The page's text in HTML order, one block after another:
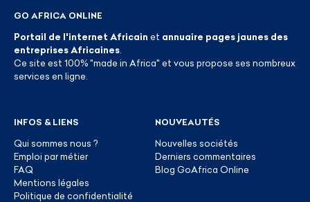
GO AFRICA ONLINE
Portail de l'internet Africain et annuaire pages jaunes des
entreprises Africaines.
Ce site est 100% "made in Africa" et vous propose ses nombreux
services en ligne.
INFOS & LIENS
Qui sommes nous ?
Emploi par métier
FAQ
Mentions légales
Politique de confidentialité
NOUVEAUTÉS
Nouvelles sociétés
Derniers commentaires
Blog GoAfrica Online